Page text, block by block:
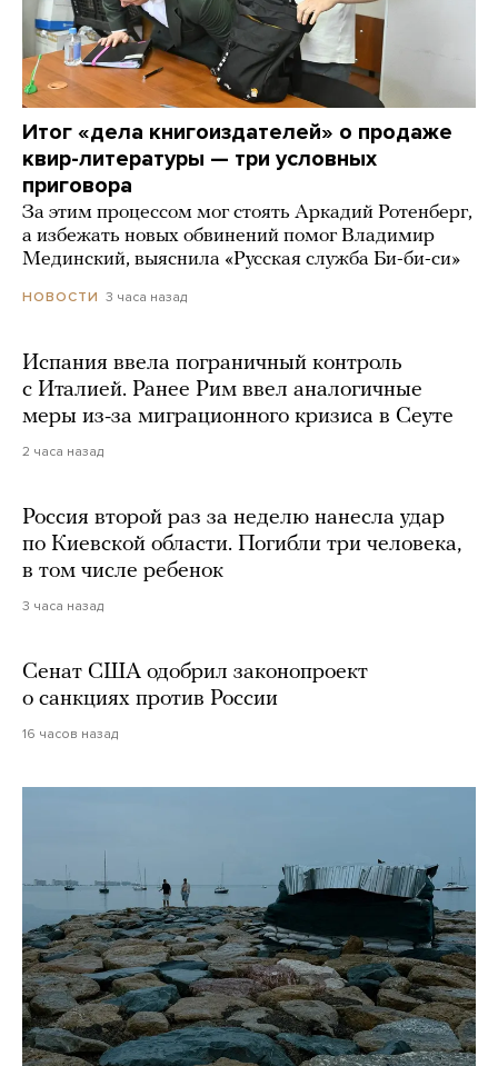
Итог «дела книгоиздателей» о продаже
квир-литературы — три условных
приговора
За этим процессом мог стоять Аркадий Ротенберг,
а избежать новых обвинений помог Владимир
Мединский, выяснила «Русская служба Би-би-си»
НОВОСТИ 3 часа назад
Испания ввела пограничный контроль
с Италией. Ранее Рим ввел аналогичные
меры из-за миграционного кризиса в Сеуте
2 часа назад
Россия второй раз за неделю нанесла удар
по Киевской области. Погибли три человека,
в том числе ребенок
3 часа назад
Сенат США одобрил законопроект
о санкциях против России
16 часов назад